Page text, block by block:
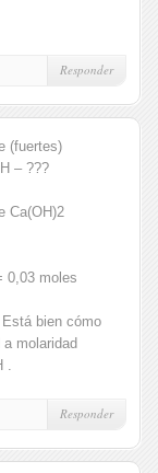
Responder
(fuertes)
– ???
Ca(OH)2
0,03 moles
bien cómo
molaridad
.
Responder